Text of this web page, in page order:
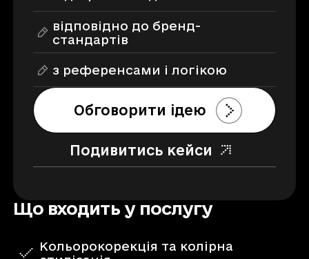
відповідно до бренд-
стандартів
з референсами і логікою
Обговорити ідею
Подивитись кейси
Що входить у послугу
Кольорокорекція та колірна